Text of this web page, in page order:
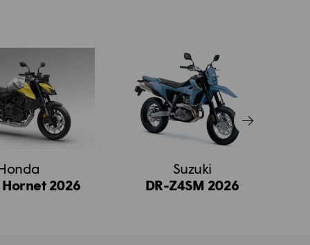
2026
Suzuki
DR-Z4SM 2026